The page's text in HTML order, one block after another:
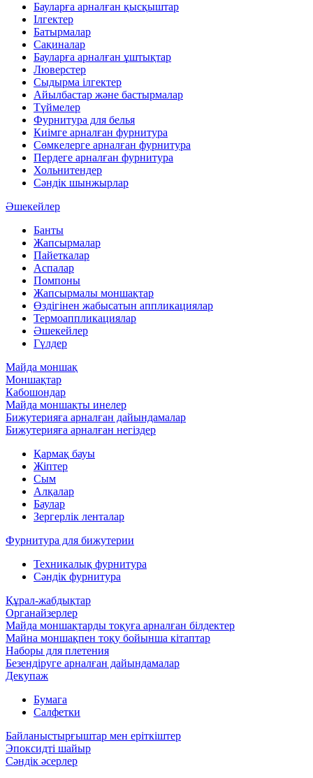
Бауларға арналған қысқыштар
Ілгектер
Батырмалар
Сақиналар
Бауларға арналған ұштықтар
Люверстер
Сыдырма ілгектер
Айылбастар және бастырмалар
Түймелер
Фурнитура для белья
Киімге арналған фурнитура
Сөмкелерге арналған фурнитура
Пердеге арналған фурнитура
Хольнитендер
Сәндік шынжырлар
Әшекейлер
Банты
Жапсырмалар
Пайеткалар
Аспалар
Помпоны
Жапсырмалы моншақтар
Өздігінен жабысатын аппликациялар
Термоаппликациялар
Әшекейлер
Гүлдер
Майда моншақ
Моншақтар
Кабошондар
Майда моншақты инелер
Бижутерияға арналған дайындамалар
Бижутерияға арналған негіздер
Қармақ бауы
Жіптер
Сым
Алқалар
Баулар
Зергерлік ленталар
Фурнитура для бижутерии
Техникалық фурнитура
Сәндік фурнитура
Құрал-жабдықтар
Органайзерлер
Майда моншақтарды тоқуға арналған білдектер
Майна моншақпен тоқу бойынша кітаптар
Наборы для плетения
Безендіруге арналған дайындамалар
Декупаж
Бумага
Салфетки
Байланыстырғыштар мен еріткіштер
Эпоксидті шайыр
Сәндік әсерлер